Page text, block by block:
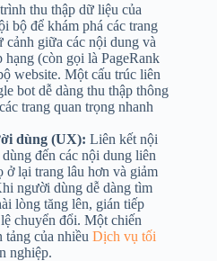
thu thập dữ liệu của
bộ để khám phá các trang
cảnh giữa các nội dung và
hạng (còn gọi là PageRank
website. Một cấu trúc liên
bot dễ dàng thu thập thông
trang quan trọng nhanh
dùng (UX): Liên kết nội
đến các nội dung liên
ở lại trang lâu hơn và giảm
người dùng dễ dàng tìm
lòng tăng lên, gián tiếp
chuyển đổi. Một chiến
của nhiều Dịch vụ tối
nghiệp.